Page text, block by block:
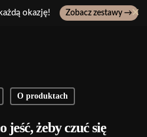
✕
okazję! Zobacz zestawy →
O produktach
jeść, żeby czuć się